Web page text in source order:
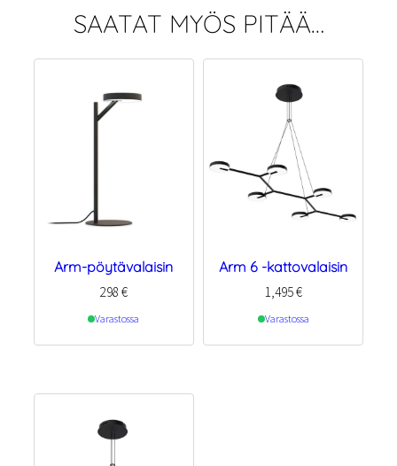
SAATAT MYÖS PITÄÄ…
Arm-pöytävalaisin
298 €
Varastossa
Arm 6 -kattovalaisin
1,495€
Varastossa